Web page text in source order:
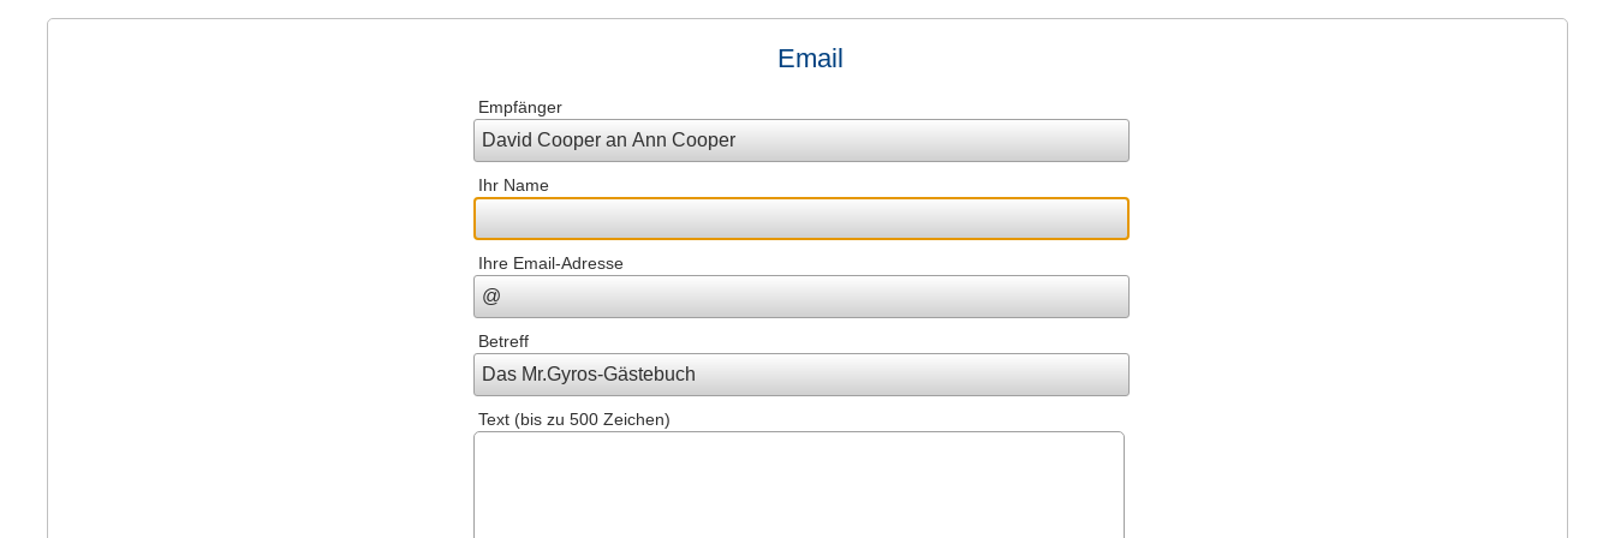
Email
Empfänger
Ihr Name
Ihre Email-Adresse
Betreff
Text (bis zu 500 Zeichen)